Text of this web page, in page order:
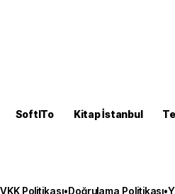
SoftITo Kitap İstanbul
Politikası•Doğrulama Politikası•